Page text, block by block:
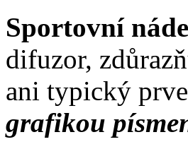
Sportovní
difuzor,
ani typický
grafikou